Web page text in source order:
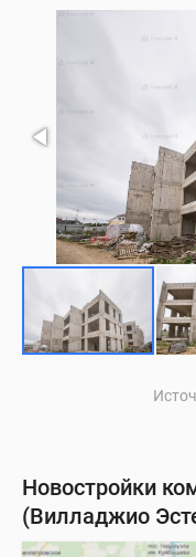
Новостройки
(Вилладжио